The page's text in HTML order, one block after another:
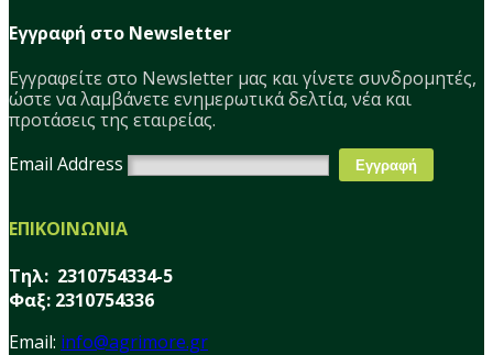
Εγγραφή στο Newsletter
Εγγραφείτε στο Νewsletter μας και γίνετε συνδρομητές,
ώστε να λαμβάνετε ενημερωτικά δελτία, νέα και
προτάσεις της εταιρείας.
Email Address
ΕΠΙΚΟΙΝΩΝΙΑ
Τηλ: 2310754334-5
Φαξ: 2310754336
Email: info@agrimore.gr